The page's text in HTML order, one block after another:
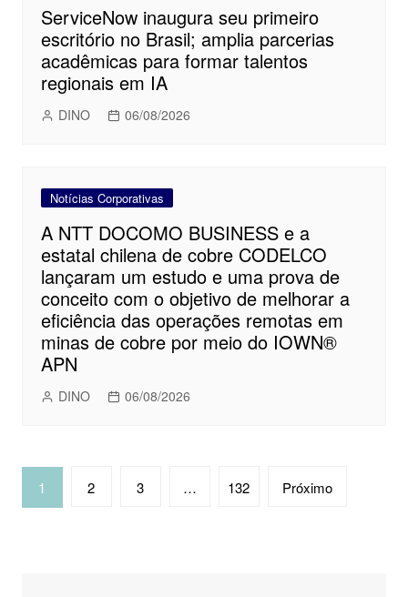
ServiceNow inaugura seu primeiro
escritório no Brasil; amplia parcerias
acadêmicas para formar talentos
regionais em IA
DINO 06/08/2026
Notícias Corporativas
A NTT DOCOMO BUSINESS e a
estatal chilena de cobre CODELCO
lançaram um estudo e uma prova de
conceito com o objetivo de melhorar a
eficiência das operações remotas em
minas de cobre por meio do IOWN®
APN
DINO 06/08/2026
Navegação
por
1 2 3 … 132 Próximo